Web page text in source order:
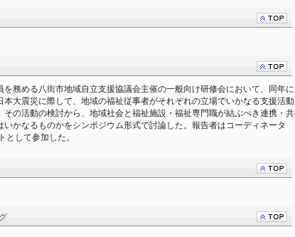
を務める八街市地域自立支援協議会主催の一般向け研修会において、同年に
本大震災に際して、地域の福祉従事者がそれぞれの立場でいかなる支援活動
その活動の検討から、地域社会と福祉施設・福祉専門職が結ぶべき連携・共
いかなるものかをシンポジウム形式で討論した。報告者はコーディネータ
として参加した。